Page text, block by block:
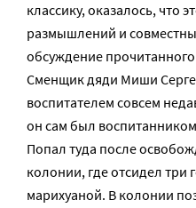
классику, оказалось, что
размышлений и
обсуждение
Сменщик дяди Миши
воспитателем совсем
он сам был
Попал туда после
колонии, где отсидел три
марихуаной. В колонии